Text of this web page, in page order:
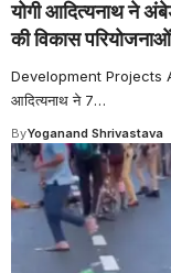
योगी आदित्यनाथ ने
की विकास
Development Projects
आदित्यनाथ ने 7…
ByYoganand Shrivastava